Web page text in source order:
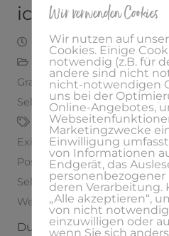
ich meine
Oktober 9, 2019
Laura
Audioblog,Erfolgreich
Grafikdesign,Gründer,
Selbstständigkeit, Start-ups,
Ansprache,business,
Existenzgründung, Gründen,
Positionierung,selbstständig
Selbstständigkeit,Start-ups,
Weiterbildung,Zielgruppe
Duzen oder Siezen? Wie
Wir verwenden Cookies
Wir nutzen auf
Cookies. Einige
notwendig (z.B. für
andere sind nicht
nicht-notwendigen
uns bei der
Online-Angebotes,
Marketingzwecke
Einwilligung
von Informationen
Endgerät, das
personenbezogener
deren Verarbeitung.
„Alle akzeptieren“,
von nicht
einzuwilligen oder
wenn Sie sich